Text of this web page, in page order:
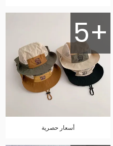
5+
أسعار حصرية